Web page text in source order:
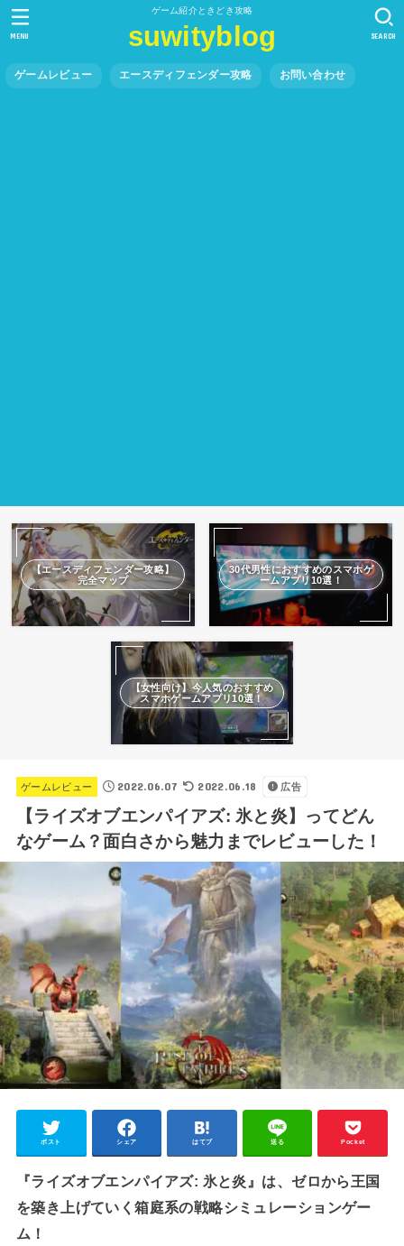
ゲーム紹介ときどき攻略
suwityblog
ゲームレビュー エースディフェンダー攻略 お問い合わせ
SEARCH
MENU
【エースディフェンダー攻略】
完全マップ
30代男性におすすめのスマホゲ
ームアプリ10選！
【女性向け】今人気のおすすめ
スマホゲームアプリ10選！
ゲームレビュー 2022.06.07 2022.06.18 広告
【ライズオブエンパイアズ: 氷と炎】ってどん
なゲーム？面白さから魅力までレビューした！
ポスト シェア はてブ 送る Pocket
『ライズオブエンパイアズ: 氷と炎』は、ゼロから王国
を築き上げていく箱庭系の戦略シミュレーションゲー
ム！